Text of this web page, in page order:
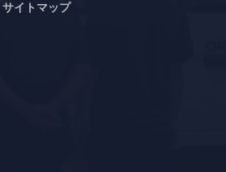
サイトマップ